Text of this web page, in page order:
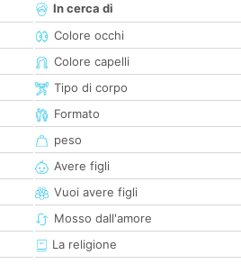
In cerca di
Colore occhi
Colore capelli
Tipo di corpo
Formato
peso
Avere figli
Vuoi avere figli
Mosso dall'amore
La religione